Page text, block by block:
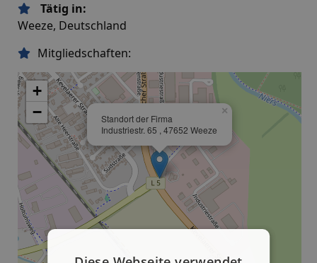
Tätig in:
Weeze, Deutschland
Mitgliedschaften:
Standort der Firma
Industriestr. 65 , 47652 Weeze
×
+
−